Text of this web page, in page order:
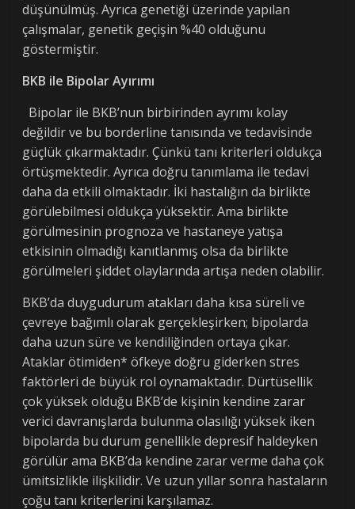
düşünülmüş. Ayrıca genetiği üzerinde yapılan
çalışmalar, genetik geçişin %40 olduğunu
göstermiştir.
BKB ile Bipolar Ayırımı
Bipolar ile BKB’nun birbirinden ayrımı kolay
değildir ve bu borderline tanısında ve tedavisinde
güçlük çıkarmaktadır. Çünkü tanı kriterleri oldukça
örtüşmektedir. Ayrıca doğru tanımlama ile tedavi
daha da etkili olmaktadır. İki hastalığın da birlikte
görülebilmesi oldukça yüksektir. Ama birlikte
görülmesinin prognoza ve hastaneye yatışa
etkisinin olmadığı kanıtlanmış olsa da birlikte
görülmeleri şiddet olaylarında artışa neden olabilir.
BKB’da duygudurum atakları daha kısa süreli ve
çevreye bağımlı olarak gerçekleşirken; bipolarda
daha uzun süre ve kendiliğinden ortaya çıkar.
Ataklar ötimiden* öfkeye doğru giderken stres
faktörleri de büyük rol oynamaktadır. Dürtüsellik
çok yüksek olduğu BKB’de kişinin kendine zarar
verici davranışlarda bulunma olasılığı yüksek iken
bipolarda bu durum genellikle depresif haldeyken
görülür ama BKB’da kendine zarar verme daha çok
ümitsizlikle ilişkilidir. Ve uzun yıllar sonra hastaların
çoğu tanı kriterlerini karşılamaz.